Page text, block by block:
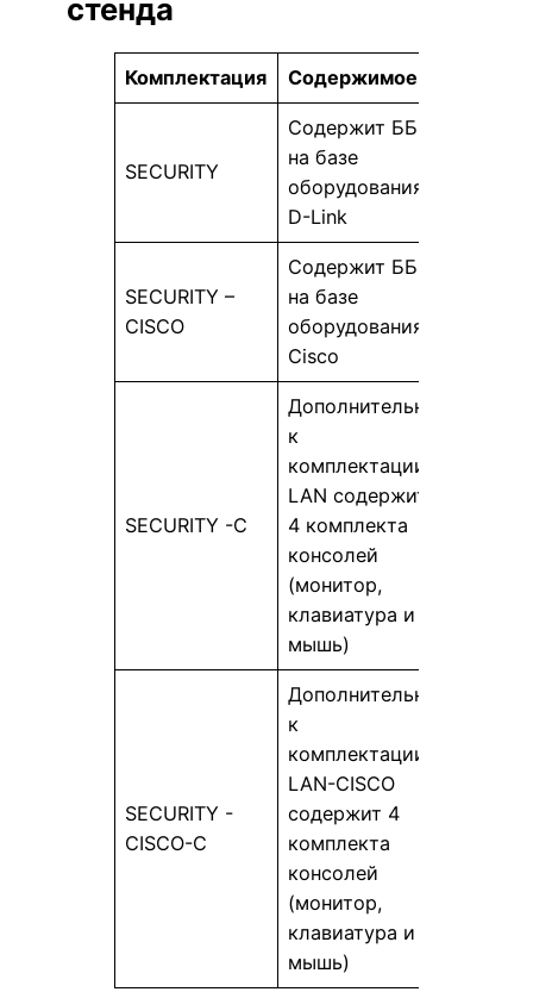
стенда
Комплектация Содержимое
SECURITY
Содержит ББС
на базе
оборудования
D-Link
SECURITY –
CISCO
Содержит ББС
на базе
оборудования
Cisco
SECURITY -C
Дополнительно
к
комплектации
LAN содержит
4 комплекта
консолей
(монитор,
клавиатура и
мышь)
SECURITY -
CISCO-C
Дополнительно
к
комплектации
LAN-CISCO
содержит 4
комплекта
консолей
(монитор,
клавиатура и
мышь)